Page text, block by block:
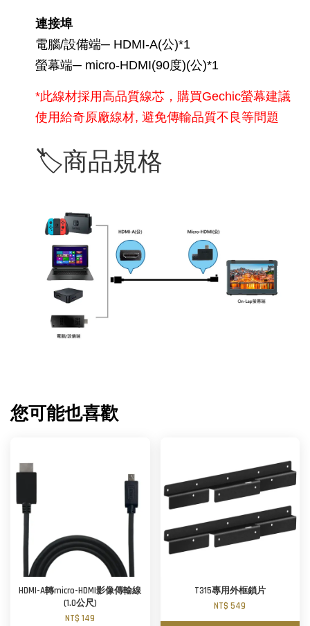
連接埠
電腦/設備端─ HDMI-A(公)*1
螢幕端─ micro-HDMI(90度)(公)*1
*此線材採用高品質線芯，購買Gechic螢幕建議
使用給奇原廠線材, 避免傳輸品質不良等問題
🏷️商品規格
您可能也喜歡
HDMI-A轉micro-HDMI影像傳輸線
(1.0公尺)
NT$ 149
T315專用外框鎖片
NT$ 549